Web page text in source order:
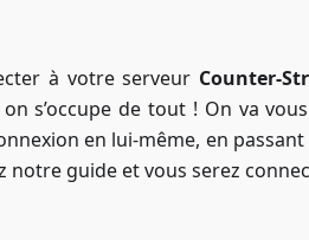
à votre serveur Counter-
s’occupe de tout ! On va
en lui-même, en
notre guide et vous serez